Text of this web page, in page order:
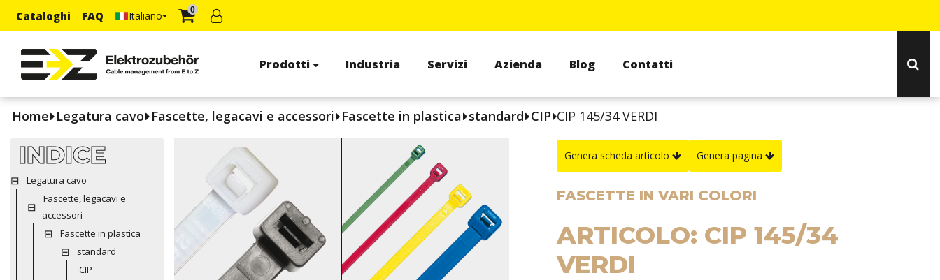
Cataloghi FAQ Italiano 0
Prodotti Industria Servizi Azienda Blog Contatti
Home Legatura cavo Fascette, legacavi e accessori Fascette in plastica standard CIP CIP 145/34 VERDI
INDICE
Legatura cavo
Fascette, legacavi e
accessori
Fascette in plastica
standard
CIP
Genera scheda articolo Genera pagina
FASCETTE IN VARI COLORI
ARTICOLO: CIP 145/34
VERDI